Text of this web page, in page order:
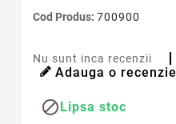
Cod Produs: 700900
Nu sunt inca recenzii
Adauga o recenzie
Lipsa stoc